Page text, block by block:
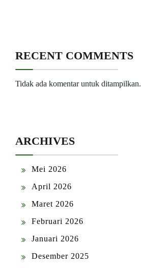
RECENT COMMENTS
Tidak ada komentar untuk ditampilkan.
ARCHIVES
Mei 2026
April 2026
Maret 2026
Februari 2026
Januari 2026
Desember 2025